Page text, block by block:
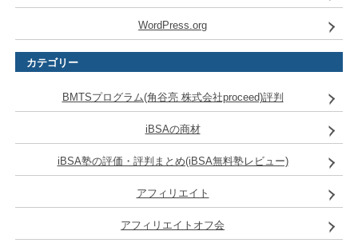
WordPress.org
カテゴリー
BMTSプログラム(角谷亮 株式会社proceed)評判
iBSAの商材
iBSA塾の評価・評判まとめ(iBSA無料塾レビュー)
アフィリエイト
アフィリエイトオフ会